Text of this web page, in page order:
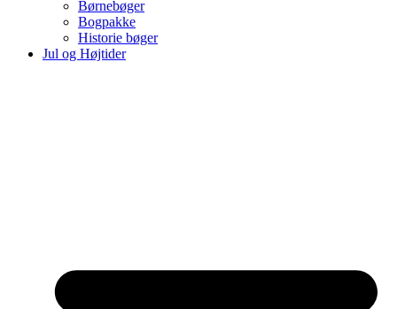
Børnebøger
Bogpakke
Historie bøger
Jul og Højtider